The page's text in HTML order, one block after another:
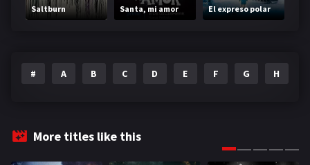
Saltburn Santa, mi amor El expreso polar
# A B C D E F G H
More titles like this